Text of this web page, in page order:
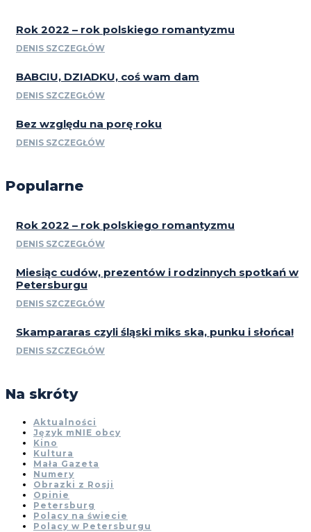
Rok 2022 – rok polskiego romantyzmu
DENIS SZCZEGŁÓW
BABCIU, DZIADKU, coś wam dam
DENIS SZCZEGŁÓW
Bez względu na porę roku
DENIS SZCZEGŁÓW
Popularne
Rok 2022 – rok polskiego romantyzmu
DENIS SZCZEGŁÓW
Miesiąc cudów, prezentów i rodzinnych spotkań w
Petersburgu
DENIS SZCZEGŁÓW
Skampararas czyli śląski miks ska, punku i słońca!
DENIS SZCZEGŁÓW
Na skróty
Aktualności
Język mNIE obcy
Kino
Kultura
Mała Gazeta
Numery
Obrazki z Rosji
Opinie
Petersburg
Polacy na świecie
Polacy w Petersburgu